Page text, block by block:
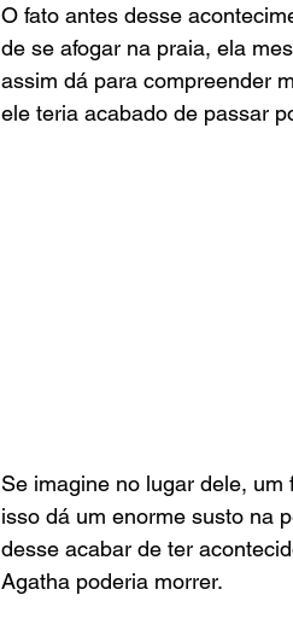
O fato antes desse
de se afogar na praia, ela
assim dá para compreender
ele teria acabado de passar
Se imagine no lugar dele,
isso dá um enorme susto na
desse acabar de ter
Agatha poderia morrer.